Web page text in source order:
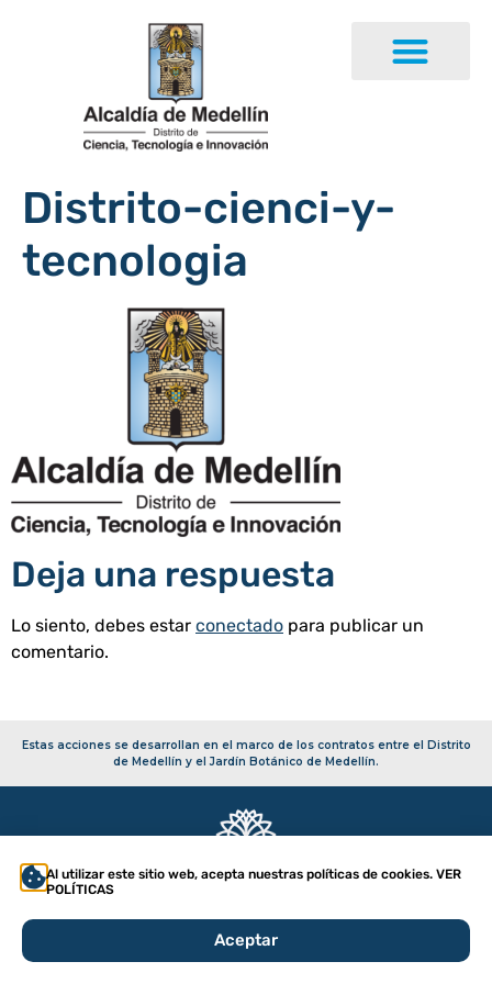
Distrito-cienci-y-
tecnologia
Deja una respuesta
Lo siento, debes estar conectado para publicar un
comentario.
Estas acciones se desarrollan en el marco de los contratos entre el Distrito
de Medellín y el Jardín Botánico de Medellín.
Copyright 2026 – Secretaría de Infraestructura Física
Política de tratamiento de datos
Al utilizar este sitio web, acepta nuestras políticas de cookies. VER
POLÍTICAS
Aceptar